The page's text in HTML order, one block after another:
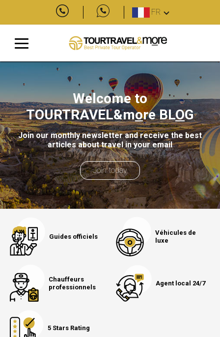
FR
Welcome to
TOURTRAVEL&moreBLOG
Join our monthly newsletter and receive the best
articles about travel in your email
Join today
Guides officiels
Véhicules de
luxe
Chauffeurs
professionnels
Agent local 24/7
5 Stars Rating